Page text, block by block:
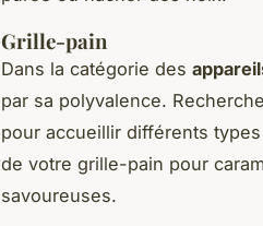
Grille-pain
Dans la catégorie des
par sa polyvalence.
pour accueillir différents
de votre grille-pain pour
savoureuses.